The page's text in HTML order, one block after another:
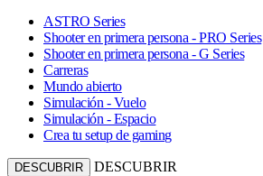
ASTRO Series
Shooter en primera persona - PRO Series
Shooter en primera persona - G Series
Carreras
Mundo abierto
Simulación - Vuelo
Simulación - Espacio
Crea tu setup de gaming
DESCUBRIR DESCUBRIR